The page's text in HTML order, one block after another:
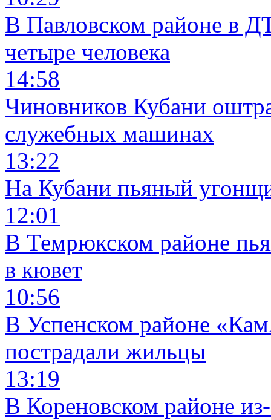
В Павловском районе в
четыре человека
14:58
Чиновников Кубани
служебных машинах
13:22
На Кубани пьяный
12:01
В Темрюкском районе
в кювет
10:56
В Успенском районе
пострадали жильцы
13:19
В Кореновском районе